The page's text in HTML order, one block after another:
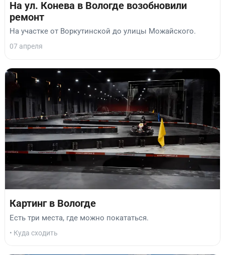
На ул. Конева в Вологде возобновили
ремонт
На участке от Воркутинской до улицы Можайского.
07 апреля
Картинг в Вологде
Есть три места, где можно покататься.
• Куда сходить